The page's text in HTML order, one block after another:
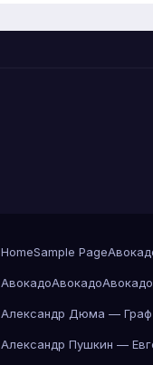
HomeSample Page
АвокадоАвокадоАвокадо
Александр Дюма — Граф
Александр Пушкин —